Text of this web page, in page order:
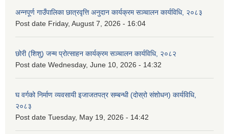
अन्नपूर्ण गाउँपालिका छात्रवृत्ति अनुदान कार्यक्रम सञ्चालन कार्यविधि, २०८३
Post date Friday, August 7, 2026 - 16:04
छोरी (शिशु) जन्म प्रोत्साहन कार्यक्रम सञ्चालन कार्यविधि, २०८२
Post date Wednesday, June 10, 2026 - 14:32
घ वर्गको निर्माण व्यवसायी इजाजतपत्र सम्बन्धी (दोस्रो संशोधन) कार्यविधि,
२०८३
Post date Tuesday, May 19, 2026 - 14:42